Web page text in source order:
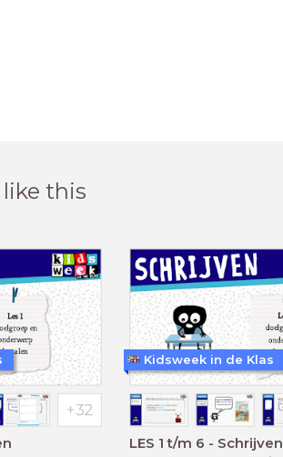
like this
LES 1 t/m 6 - Schrijven
Kidsweek in de Klas